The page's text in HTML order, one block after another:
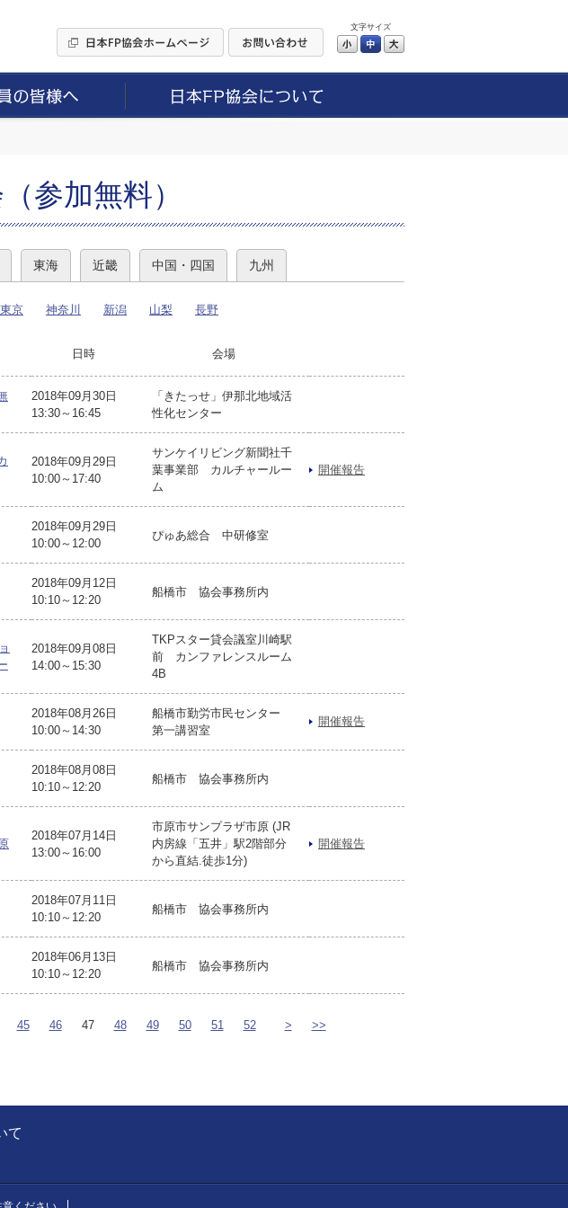
文字サイズ
小 中
参加無料）
東海 近畿 中国・四国 九州
東京 神奈川 新潟 山梨 長野
日時 会場
2018年09月30日
13:30～16:45
「きたっせ」伊那北地域活
性化センター
2018年09月29日
10:00～17:40
サンケイリビング新聞社千
葉事業部 カルチャールー
ム
開催報告
2018年09月29日
10:00～12:00
ぴゅあ総合 中研修室
2018年09月12日
10:10～12:20
船橋市 協会事務所内
2018年09月08日
14:00～15:30
TKPスター貸会議室川崎駅
前 カンファレンスルーム
4B
2018年08月26日
10:00～14:30
船橋市勤労市民センター
第一講習室
開催報告
2018年08月08日
10:10～12:20
船橋市 協会事務所内
2018年07月14日
13:00～16:00
市原市サンプラザ市原 (JR
内房線「五井」駅2階部分
から直結.徒歩1分)
開催報告
2018年07月11日
10:10～12:20
船橋市 協会事務所内
2018年06月13日
10:10～12:20
船橋市 協会事務所内
45 46 47 48 49 50 51 52 > >>
て